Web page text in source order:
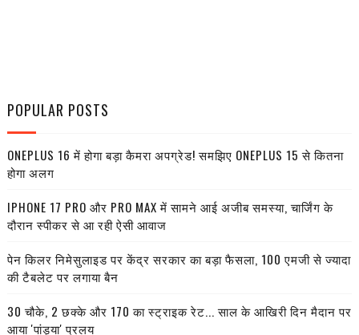
POPULAR POSTS
ONEPLUS 16 में होगा बड़ा कैमरा अपग्रेड! समझिए ONEPLUS 15 से कितना
होगा अलग
IPHONE 17 PRO और PRO MAX में सामने आई अजीब समस्या, चार्जिंग के
दौरान स्पीकर से आ रही ऐसी आवाज
पेन किलर निमेसुलाइड पर केंद्र सरकार का बड़ा फैसला, 100 एमजी से ज्यादा
की टैबलेट पर लगाया बैन
30 चौके, 2 छक्के और 170 का स्ट्राइक रेट... साल के आखिरी दिन मैदान पर
आया 'पांड्या' प्रलय